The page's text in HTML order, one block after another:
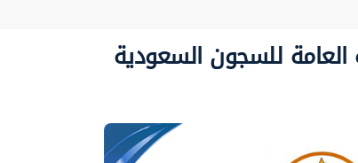
العامة للسجون السعودية